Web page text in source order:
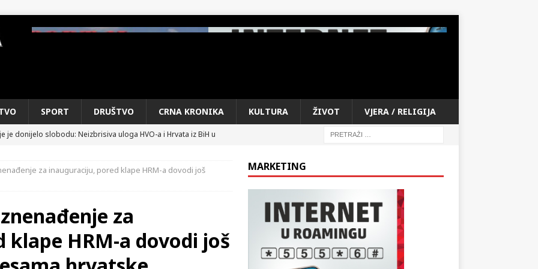
SPORT DRUŠTVO CRNA KRONIKA ŽIVOT
RAT
DOMOVINSKI RAT
iz sažetka dnevnih događaja za protekli vikend
CRNA
za
HRM-a dovodi još
MARKETING